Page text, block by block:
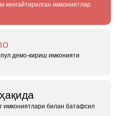
кенгайтирилган имкониятлар
демо‑кириш имконияти
имкониятлари билан батафсил